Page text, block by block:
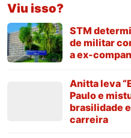
Viu isso?
STM
de militar
a ex-
Anitta leva
Paulo e
brasilidade
carreira